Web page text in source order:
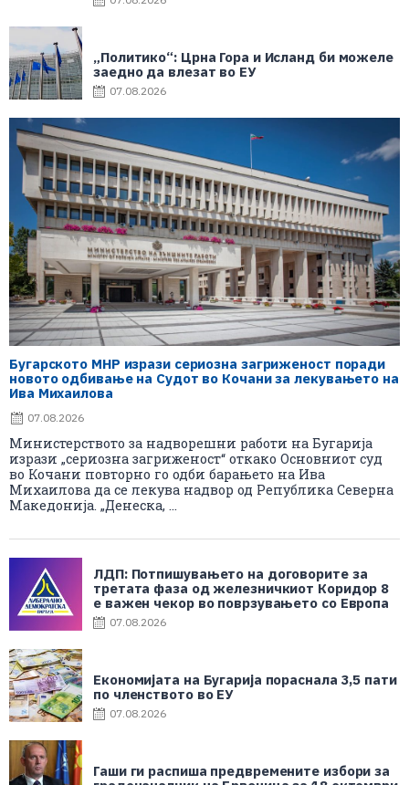
„Политико“: Црна Гора и Исланд би можеле
заедно да влезат во ЕУ
07.08.2026
Бугарското МНР изрази сериозна загриженост поради
новото одбивање на Судот во Кочани за лекувањето на
Ива Михаилова
07.08.2026
Министерството за надворешни работи на Бугарија
изрази „сериозна загриженост“ откако Основниот суд
во Кочани повторно го одби барањето на Ива
Михаилова да се лекува надвор од Република Северна
Македонија. „Денеска, ...
ЛДП: Потпишувањето на договорите за
третата фаза од железничкиот Коридор 8
е важен чекор во поврзувањето со Европа
07.08.2026
Економијата на Бугарија пораснала 3,5 пати
по членството во ЕУ
07.08.2026
Гаши ги распиша предвремените избори за